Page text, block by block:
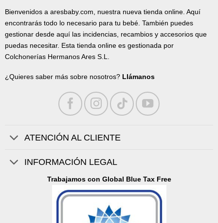
Bienvenidos a aresbaby.com, nuestra nueva tienda online. Aquí
encontrarás todo lo necesario para tu bebé. También puedes
gestionar desde aquí las incidencias, recambios y accesorios que
puedas necesitar. Esta tienda online es gestionada por
Colchonerías Hermanos Ares S.L.
¿Quieres saber más sobre nosotros? Llámanos
ATENCIÓN AL CLIENTE
INFORMACIÓN LEGAL
Trabajamos con Global Blue Tax Free